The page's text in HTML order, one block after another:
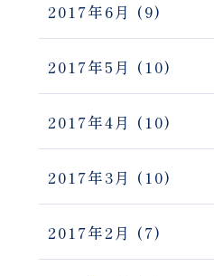
2017年6月 (9)
2017年5月 (10)
2017年4月 (10)
2017年3月 (10)
2017年2月 (7)